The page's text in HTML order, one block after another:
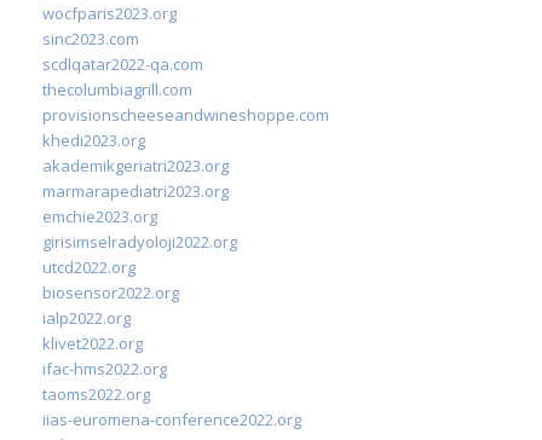
wocfparis2023.org
sinc2023.com
scdlqatar2022-qa.com
thecolumbiagrill.com
provisionscheeseandwineshoppe.com
khedi2023.org
akademikgeriatri2023.org
marmarapediatri2023.org
emchie2023.org
girisimselradyoloji2022.org
utcd2022.org
biosensor2022.org
ialp2022.org
klivet2022.org
ifac-hms2022.org
taoms2022.org
iias-euromena-conference2022.org